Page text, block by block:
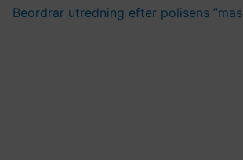
Beordrar utredning efter polisens